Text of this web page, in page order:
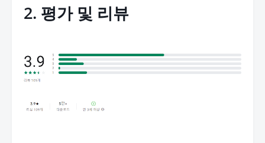
2. 평가 및 리뷰